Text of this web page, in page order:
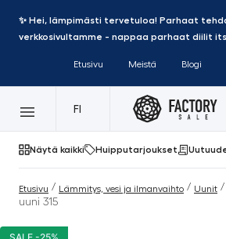
✨ Hei, lämpimästi tervetuloa! Parhaat
verkkosivultamme - nappaa parhaat diilit
Etusivu Meistä Blogi
FI
Näytä kaikki Huipputarjoukset
Etusivu / Lämmitys, vesi ja ilmanvaihto / Uunit /
uuni 315